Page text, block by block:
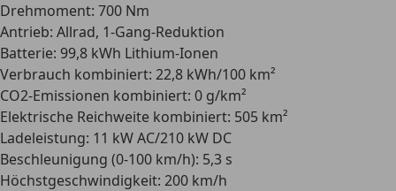
Drehmoment: 700 Nm
Antrieb: Allrad, 1-Gang-Reduktion
Batterie: 99,8 kWh Lithium-Ionen
Verbrauch kombiniert: 22,8 kWh/100 km²
CO2-Emissionen kombiniert: 0 g/km²
Elektrische Reichweite kombiniert: 505 km²
Ladeleistung: 11 kW AC/210 kW DC
Beschleunigung (0-100 km/h): 5,3 s
Höchstgeschwindigkeit: 200 km/h